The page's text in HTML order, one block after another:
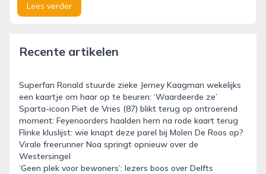
Lees verder
Recente artikelen
Superfan Ronald stuurde zieke Jerney Kaagman wekelijks
een kaartje om haar op te beuren: ‘Waardeerde ze’
Sparta-icoon Piet de Vries (87) blikt terug op ontroerend
moment: Feyenoorders haalden hem na rode kaart terug
Flinke kluslijst: wie knapt deze parel bij Molen De Roos op?
Virale freerunner Noa springt opnieuw over de
Westersingel
‘Geen plek voor bewoners’: lezers boos over Delfts